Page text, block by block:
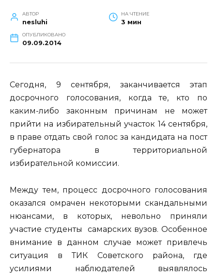
АВТОР
nesluhi
НА ЧТЕНИЕ
3 мин
ОПУБЛИКОВАНО
09.09.2014
Сегодня, 9 сентября, заканчивается этап
досрочного голосования, когда те, кто по
каким-либо законным причинам не может
прийти на избирательный участок 14 сентября,
в праве отдать свой голос за кандидата на пост
губернатора в территориальной
избирательной комиссии.
Между тем, процесс досрочного голосования
оказался омрачен некоторыми скандальными
нюансами, в которых, невольно приняли
участие студенты самарских вузов. Особенное
внимание в данном случае может привлечь
ситуация в ТИК Советского района, где
усилиями наблюдателей выявлялось